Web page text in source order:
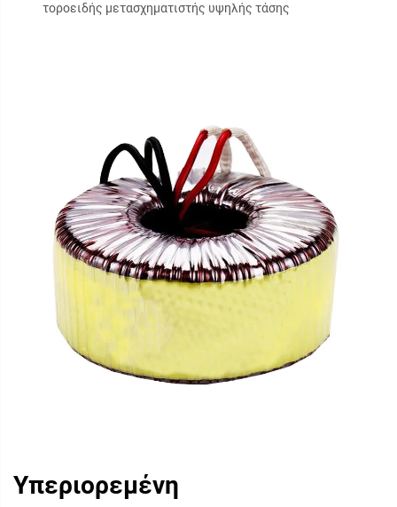
τοροειδής μετασχηματιστής υψηλής τάσης
Υπεριορεμένη